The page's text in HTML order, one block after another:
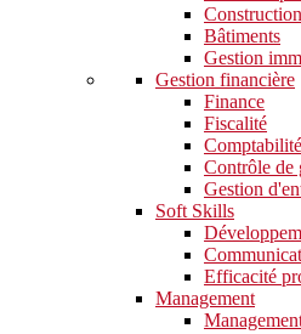
Construction
Bâtiments
Gestion
Gestion financière
Finance
Fiscalité
Comptabilité
Contrôle de
Gestion
Soft Skills​
Efficacité
Management